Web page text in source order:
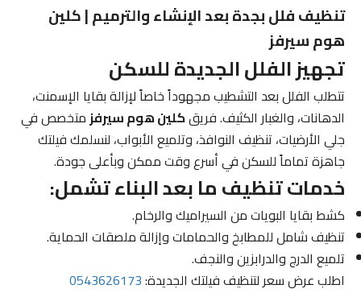
تنظيف فلل بجدة بعد الإنشاء والترميم | كلين
هوم سيرفز
تجهيز الفلل الجديدة للسكن
تتطلب الفلل بعد التشطيب مجهوداً خاصاً لإزالة بقايا الإسمنت،
الدهانات، والغبار الكثيف. فريقكلين هوم سيرفزمتخصص في
جلي الأرضيات، تنظيف النوافذ، وتلميع الأبواب، لنسلمك فيلتك
جاهزة تماماً للسكن في أسرع وقت ممكن وبأعلى جودة.
خدمات تنظيف ما بعد البناء تشمل:
كشط بقايا البويات من السيراميك والرخام.
تنظيف شامل للمطابخ والحمامات وإزالة ملصقات الحماية.
تلميع الدرج والدرابزين والنجف.
اطلب عرض سعر لتنظيف فيلتك الجديدة:0543626173